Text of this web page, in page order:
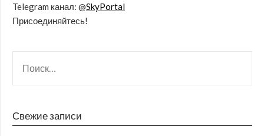
Telegram канал: @SkyPortal
Присоединяйтесь!
Свежие записи